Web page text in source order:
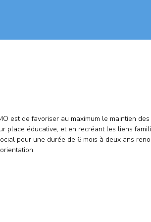
est de favoriser au maximum le maintien
place éducative, et en recréant les liens
pour une durée de 6 mois à deux ans